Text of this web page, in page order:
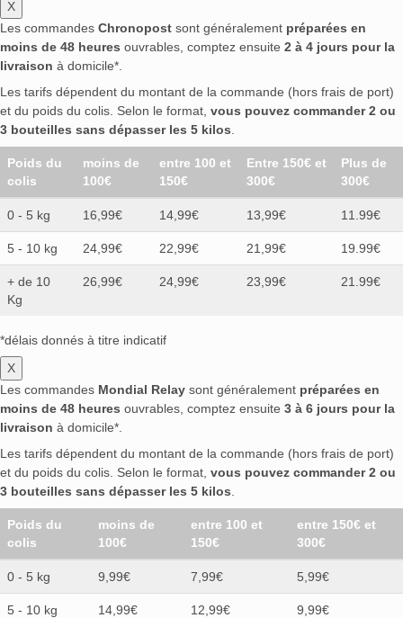
X
Les commandes Chronopost sont généralement préparées en
moins de 48 heures ouvrables, comptez ensuite 2 à 4 jours pour la
livraison à domicile*.
Les tarifs dépendent du montant de la commande (hors frais de port)
et du poids du colis. Selon le format, vous pouvez commander 2 ou
3 bouteilles sans dépasser les 5 kilos
Poids du
colis
moins de
100€
entre 100 et
150€
Entre 150€ et
300€
Plus de
300€
0 - 5 kg 16,99€ 14,99€ 13,99€ 11.99€
5 - 10 kg 24,99€ 22,99€ 21,99€ 19.99€
+ de 10
Kg
26,99€ 24,99€ 23,99€ 21.99€
*délais donnés à titre indicatif
X
Les commandes Mondial Relay sont généralement préparées en
moins de 48 heures ouvrables, comptez ensuite 3 à 6 jours pour la
livraison à domicile*.
Les tarifs dépendent du montant de la commande (hors frais de port)
et du poids du colis. Selon le format, vous pouvez commander 2 ou
3 bouteilles sans dépasser les 5 kilos
Poids du
colis
moins de
100€
entre 100 et
150€
entre 150€ et
300€
0 - 5 kg 9,99€ 7,99€ 5,99€
5 - 10 kg 14,99€ 12,99€ 9,99€